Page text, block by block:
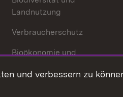
Landnutzung
Verbraucherschutz
Bioökonomie und
und verbessern zu